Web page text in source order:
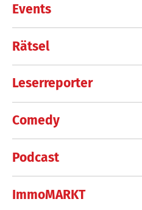
Events
Rätsel
Leserreporter
Comedy
Podcast
ImmoMARKT